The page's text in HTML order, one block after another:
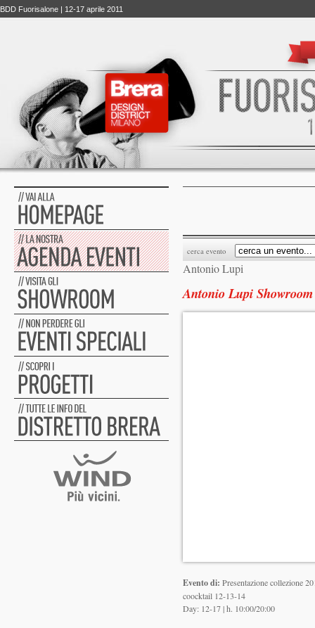
BDD Fuorisalone | 12-17 aprile 2011
cerca evento
Antonio Lupi
Antonio Lupi
Evento di: Presentazione collezione
coocktail 12-13-14
Day: 12-17 | h. 10:00/20:00